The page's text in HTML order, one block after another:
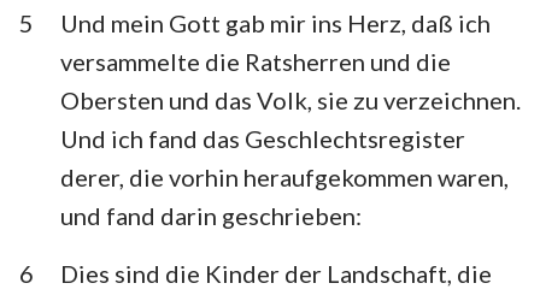
5
Und mein Gott gab mir ins Herz, daß ich
versammelte die Ratsherren und die
Obersten und das Volk, sie zu verzeichnen.
Und ich fand das Geschlechtsregister
derer, die vorhin heraufgekommen waren,
und fand darin geschrieben:
6
Dies sind die Kinder der Landschaft, die